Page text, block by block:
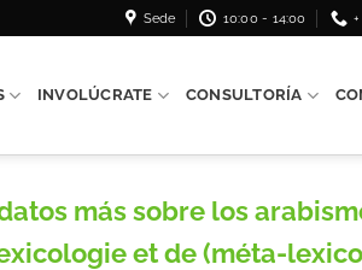
Sede 10:00 - 14:00
INVOLÚCRATE CONSULTORÍA
más sobre los
et de (méta-